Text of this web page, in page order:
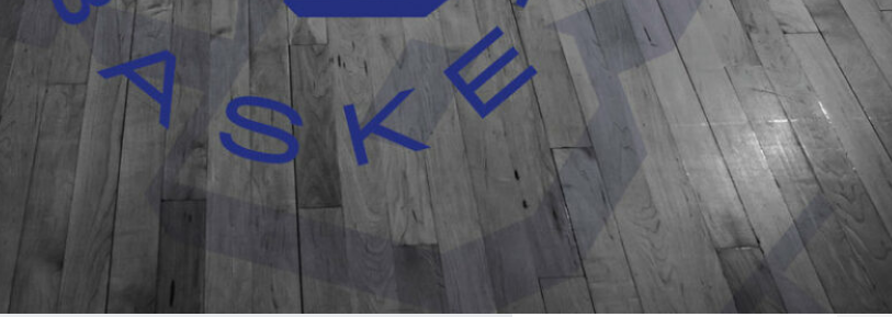
Helsinki Seagullsin kokoonpano
vahvistuu kahdella tuoreella
kasvolla. Joukkue on tehnyt
tulevan kauden mittaiset
sopimukset viime kaudella
Saksan ProA-sarjan Karlsruhe
Lionsia edustaneen 26-vuotiaan
yhdysvaltalaislaituri Tyrese
Williamsin sekä viime kaudella
Kouvoja edustaneen 32-
vuotiaan Timi Puittisen kanssa.